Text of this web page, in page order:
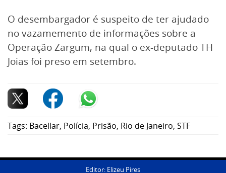
O desembargador é suspeito de ter ajudado
no vazamemento de informações sobre a
Operação Zargum, na qual o ex-deputado TH
Joias foi preso em setembro.
Tags: Bacellar, Polícia, Prisão, Rio de Janeiro, STF
Editor: Elizeu Pires